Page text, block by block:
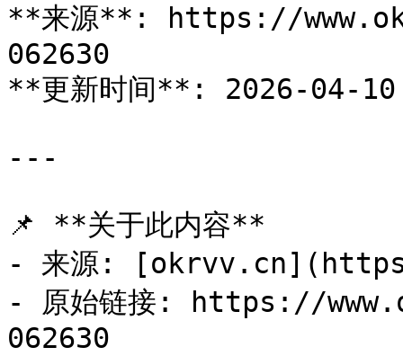
**来源**: https://
062630
**更新时间**: 2026-04-
---
📌 **关于此内容**
- 来源:
- 原始链接: https://
062630